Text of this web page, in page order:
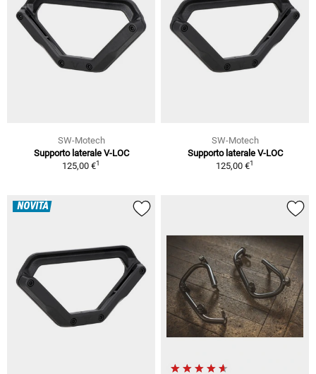
SW-Motech
Supporto laterale V-LOC
125,00 €1
SW-Motech
Supporto laterale V-LOC
125,00 €1
NOVITÀ